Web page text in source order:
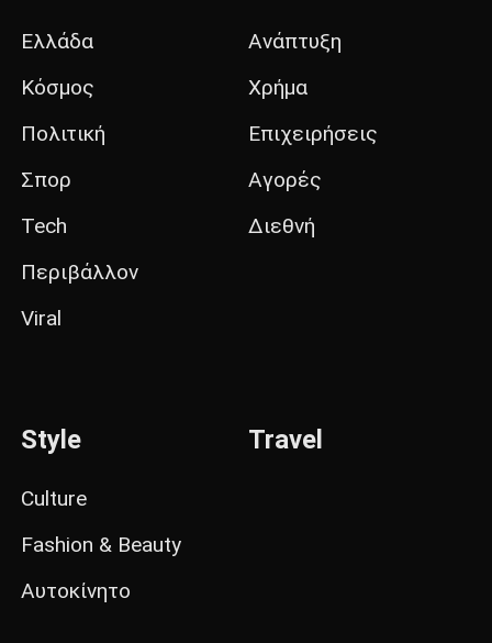
Ελλάδα
Κόσμος
Πολιτική
Σπορ
Tech
Περιβάλλον
Viral
Ανάπτυξη
Χρήμα
Επιχειρήσεις
Αγορές
Διεθνή
Style
Culture
Fashion & Beauty
Αυτοκίνητο
Travel